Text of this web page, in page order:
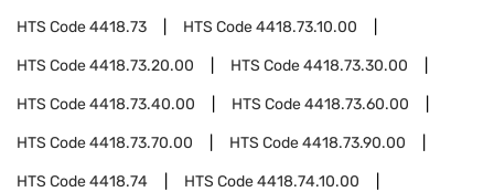
HTS Code4418.73 HTS Code4418.73.10.00
HTS Code4418.73.20.00 HTS Code4418.73.30.00
HTS Code4418.73.40.00 HTS Code4418.73.60.00
HTS Code4418.73.70.00 HTS Code4418.73.90.00
HTS Code4418.74 HTS Code4418.74.10.00